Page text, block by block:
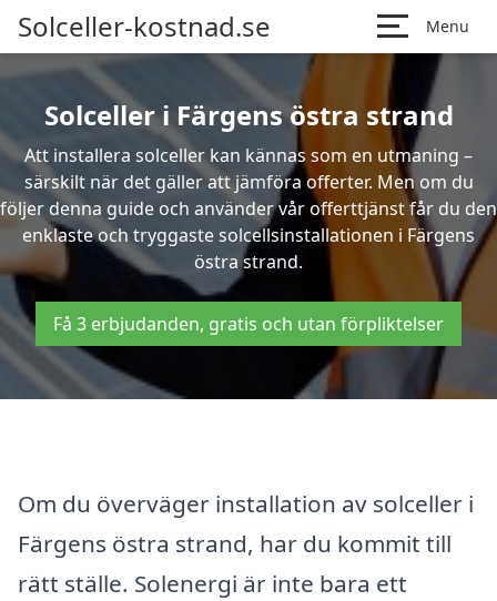
Solceller-kostnad.se Menu
Solceller i Färgens östra strand
Att installera solceller kan kännas som en utmaning –
särskilt när det gäller att jämföra offerter. Men om du
följer denna guide och använder vår offerttjänst får du den
enklaste och tryggaste solcellsinstallationen i Färgens
östra strand.
Få 3 erbjudanden, gratis och utan förpliktelser
Om du överväger installation av solceller i
Färgens östra strand, har du kommit till
rätt ställe. Solenergi är inte bara ett